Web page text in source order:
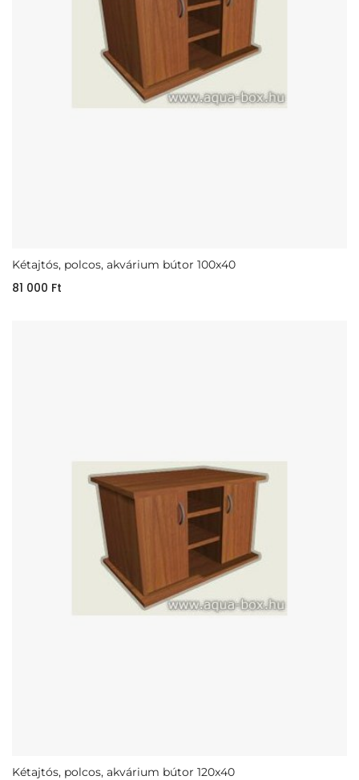
Kétajtós, polcos, akvárium bútor 100x40
81 000 Ft
Kétajtós, polcos, akvárium bútor 120x40